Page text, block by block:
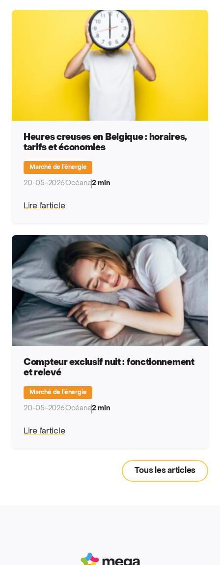
Heures creuses en Belgique : horaires,
tarifs et économies
Marché de l’énergie
20-05-2026Océane2 min
Lire l’article
Compteur exclusif nuit : fonctionnement
et relevé
Marché de l’énergie
20-05-2026Océane2 min
Lire l’article
Tous les articles
Mega